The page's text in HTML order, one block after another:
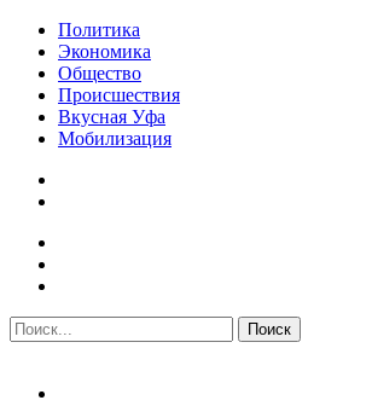
Политика
Экономика
Общество
Происшествия
Вкусная Уфа
Мобилизация